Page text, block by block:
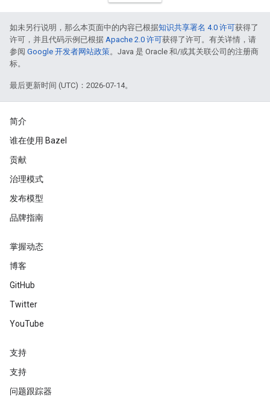
如未另行说明，那么本页面中的内容已根据知识共享署名 4.0 许可获得了
许可，并且代码示例已根据 Apache 2.0 许可获得了许可。有关详情，请
参阅 Google 开发者网站政策。Java 是 Oracle 和/或其关联公司的注册商
标。
最后更新时间 (UTC)：2026-07-14。
简介
谁在使用 Bazel
贡献
治理模式
发布模型
品牌指南
掌握动态
博客
GitHub
Twitter
YouTube
支持
支持
问题跟踪器